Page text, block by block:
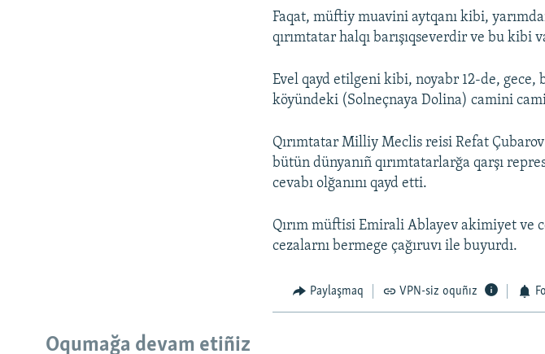
Faqat, müftiy muavini aytqanı kibi,
qırımtatar halqı barışıqseverdir ve bu
Evel qayd etilgeni kibi, noyabr 12-de, gece,
köyündeki (Solneçnaya Dolina) camini
Qırımtatar Milliy Meclis reisi Refat
bütün dünyanıñ qırımtatarlarğa qarşı
cevabı olğanını qayd etti.
Qırım müftisi Emirali Ablayev akimiyet ve
cezalarnı bermege çağıruvı ile buyurdı.
Paylaşmaq VPN-siz oquñız
Oqumağa devam etiñiz